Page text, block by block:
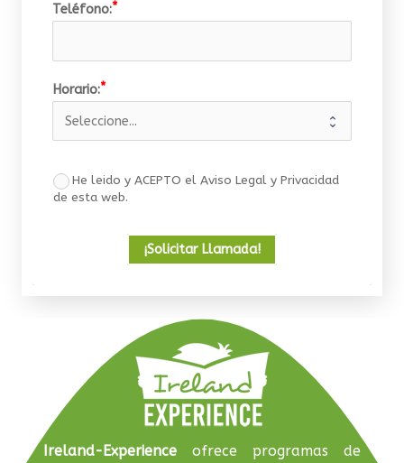
Teléfono:
Horario:
He leido y ACEPTO el Aviso Legal y Privacidad
de esta web.
¡Solicitar Llamada!
Ireland-Experience ofrece programas de